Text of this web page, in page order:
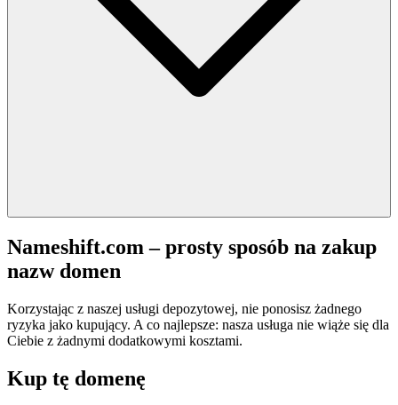
Nameshift.com – prosty sposób na zakup
nazw domen
Korzystając z naszej usługi depozytowej, nie ponosisz żadnego
ryzyka jako kupujący. A co najlepsze: nasza usługa nie wiąże się dla
Ciebie z żadnymi dodatkowymi kosztami.
Kup tę domenę